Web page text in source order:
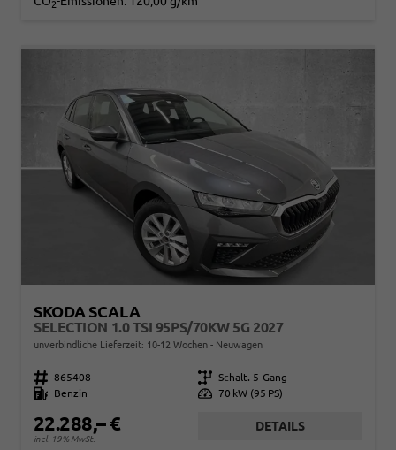
2
SKODA SCALA
SELECTION 1.0 TSI 95PS/70KW 5G 2027
unverbindliche Lieferzeit: 10-12 Wochen Neuwagen
Fahrzeugnr. 865408 Getriebe Schalt. 5-Gang
Kraftstoff
Benzin Leistung 70 kW (95 PS)
22.288,– €
incl. 19% MwSt.
DETAILS